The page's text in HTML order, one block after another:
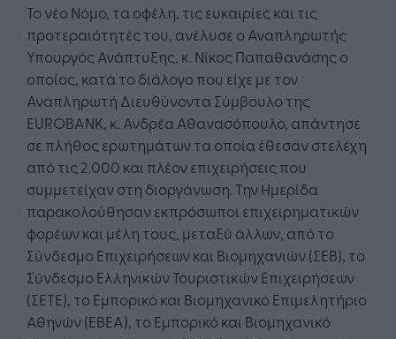
Το νέο Νόμο, τα οφέλη, τις ευκαιρίες και τις
προτεραιότητές του, ανέλυσε ο Αναπληρωτής
Υπουργός Ανάπτυξης, κ. Νίκος Παπαθανάσης ο
οποίος, κατά το διάλογο που είχε με τον
Αναπληρωτή Διευθύνοντα Σύμβουλο της
EUROBANK, κ. Ανδρέα Αθανασόπουλο, απάντησε
σε πλήθος ερωτημάτων τα οποία έθεσαν στελέχη
από τις 2.000 και πλέον επιχειρήσεις που
συμμετείχαν στη διοργάνωση. Την Ημερίδα
παρακολούθησαν εκπρόσωποι επιχειρηματικών
φορέων και μέλη τους, μεταξύ άλλων, από το
Σύνδεσμο Επιχειρήσεων και Βιομηχανιών (ΣΕΒ), το
Σύνδεσμο Ελληνικών Τουριστικών Επιχειρήσεων
(ΣΕΤΕ), το Εμπορικό και Βιομηχανικό Επιμελητήριο
Αθηνών (ΕΒΕΑ), το Εμπορικό και Βιομηχανικό